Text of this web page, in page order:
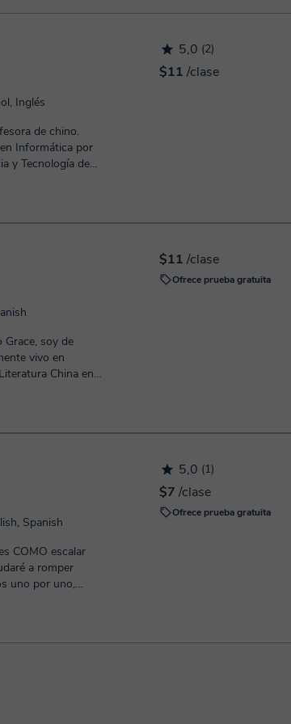
de confirmación de la reserva.
5,0 (2)
$11 /clase
Inglés
de chino.
Informática por
y Tecnología de
...
$11 /clase
Ofrece prueba gratuita
Grace, soy de
vivo en
China en
en China ...
5,0 (1)
$7 /clase
Ofrece prueba gratuita
Spanish
COMO escalar
a romper
uno por uno,
a la cima...